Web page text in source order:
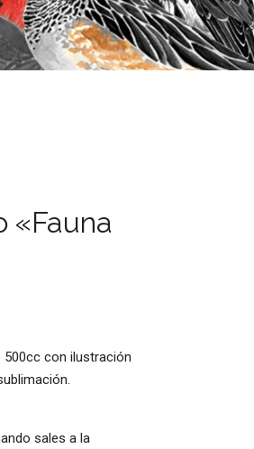
«Fauna
500cc con ilustración
sales a la